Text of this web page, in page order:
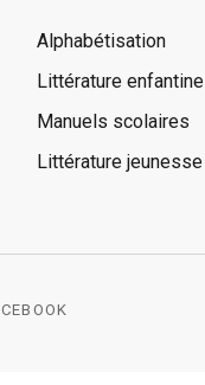
Alphabétisation
Littérature enfantine
Manuels scolaires
Littérature jeunesse